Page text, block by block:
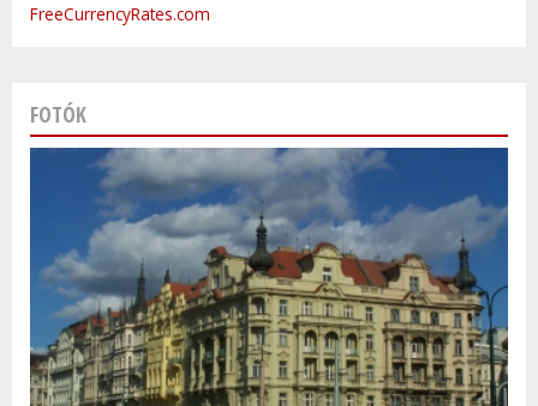
FreeCurrencyRates.com
FOTÓK